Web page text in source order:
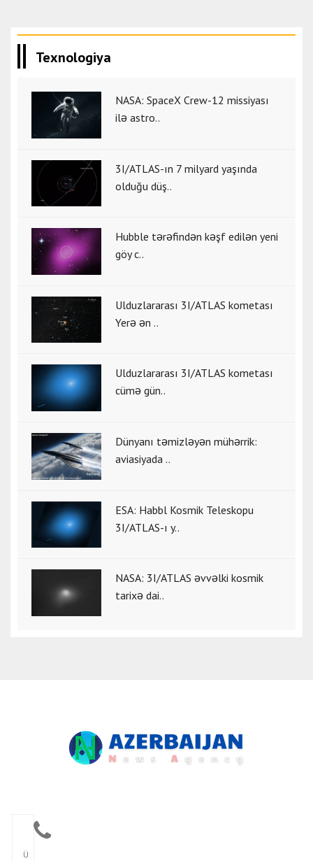
Texnologiya
NASA: SpaceX Crew-12 missiyası
ilə astro..
3I/ATLAS-ın 7 milyard yaşında
olduğu düş..
Hubble tərəfindən kəşf edilən yeni
göy c..
Ulduzlararası 3I/ATLAS kometası
Yerə ən ..
Ulduzlararası 3I/ATLAS kometası
cümə gün..
Dünyanı təmizləyən mühərrik:
aviasiyada ..
ESA: Habbl Kosmik Teleskopu
3I/ATLAS-ı y..
NASA: 3I/ATLAS əvvəlki kosmik
tarixə dai..
Ü